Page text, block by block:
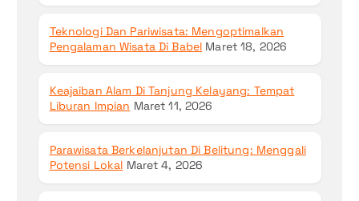
Teknologi Dan Pariwisata: Mengoptimalkan
Pengalaman Wisata Di Babel Maret 18, 2026
Keajaiban Alam Di Tanjung Kelayang: Tempat
Liburan Impian Maret 11, 2026
Parawisata Berkelanjutan Di Belitung: Menggali
Potensi Lokal Maret 4, 2026